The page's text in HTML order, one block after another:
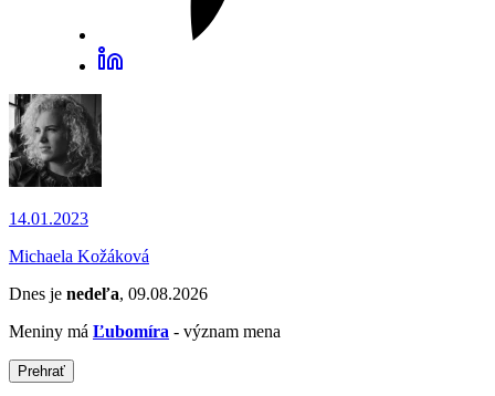
14.01.2023
Michaela Kožáková
Dnes je nedeľa, 09.08.2026
Meniny má Ľubomíra - význam mena
Prehrať